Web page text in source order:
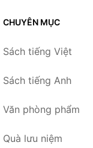
CHUYÊN MỤC
Sách tiếng Việt
Sách tiếng Anh
Văn phòng phẩm
Quà lưu niệm